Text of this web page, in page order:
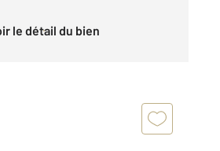
le détail du bien